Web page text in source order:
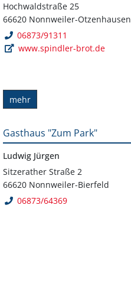
Hochwaldstraße 25
66620 Nonnweiler-Otzenhausen
06873/91311
www.spindler-brot.de
mehr
Gasthaus "Zum Park"
Ludwig Jürgen
Sitzerather Straße 2
66620 Nonnweiler-Bierfeld
06873/64369